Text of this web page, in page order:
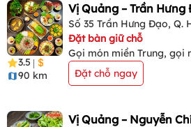
3.5 |
90 km
Vị Quảng – Trần Hưng
Số 35 Trần Hưng Đạo, Q.
Đặt bàn giữ chỗ
Gọi món miền Trung, gọi
Đặt chỗ ngay
Vị Quảng – Nguyễn